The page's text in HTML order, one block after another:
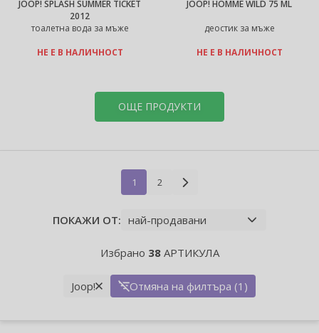
JOOP! SPLASH SUMMER TICKET
2012
тоалетна вода за мъже
НЕ Е В НАЛИЧНОСТ
JOOP! HOMME WILD 75 ML
деостик за мъже
НЕ Е В НАЛИЧНОСТ
ОЩЕ ПРОДУКТИ
1 2
ПОКАЖИ ОТ:
Избрано 38АРТИКУЛА
Joop! Отмяна на филтъра (1)